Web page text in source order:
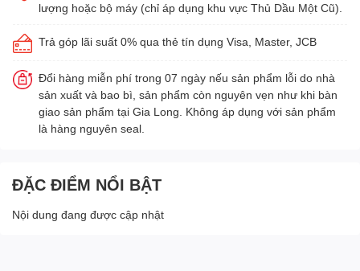
lượng hoặc bộ máy (chỉ áp dụng khu vực Thủ Dầu Một Cũ).
Trả góp lãi suất 0% qua thẻ tín dụng Visa, Master, JCB
Đổi hàng miễn phí trong 07 ngày nếu sản phẩm lỗi do nhà
sản xuất và bao bì, sản phẩm còn nguyên vẹn như khi bàn
giao sản phẩm tại Gia Long. Không áp dụng với sản phẩm
là hàng nguyên seal.
ĐẶC ĐIỂM NỔI BẬT
Nội dung đang được cập nhật